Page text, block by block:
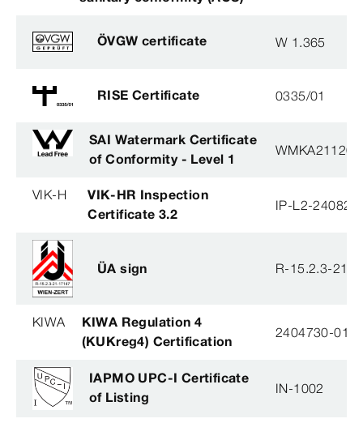
ÖVGW certificate W 1.365
RISE Certificate 0335/01
SAI Watermark Certificate
of Conformity - Level 1
WMKA21120
VIK-H
VIK-HR Inspection
Certificate 3.2
IP-L2-
ÜA sign R-15.2.3-21-
KIWA
KIWA Regulation 4
(KUKreg4) Certification
2404730-01
IAPMO UPC-I Certificate
of Listing
IN-1002